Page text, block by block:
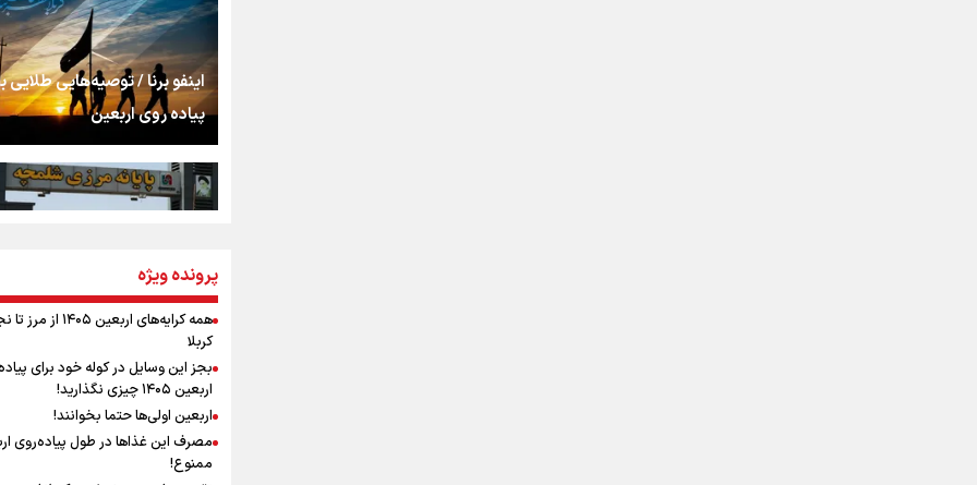
اشک
جمله‌ای که بغض
را شکست؛ «آهای مردم،
تهران رفتند»
سه حسرتی که به
نگاه تمدنی رهبر
فضای مجازی
رابطه کارگر و کارفرما
اینفو برنا / توصیه‌هایی طلایی
پیاده روی اربعین
اینفو برنا / جدول کامل فاصله
شلمچه تا شهرهای زیارتی عراق
اینفو برنا/ میزان مالیات بر ارزش
پرونده ویژه
همه کرایه‌های اربعین ۱۴۰۵
کربلا
بجز این وسایل در کوله خود برای
اربعین ۱۴۰۵ چیزی نگذارید!
اربعین اولی‌ها حتما بخوانند!
مصرف این غذاها در طول پیاده‌روی
ممنوع!